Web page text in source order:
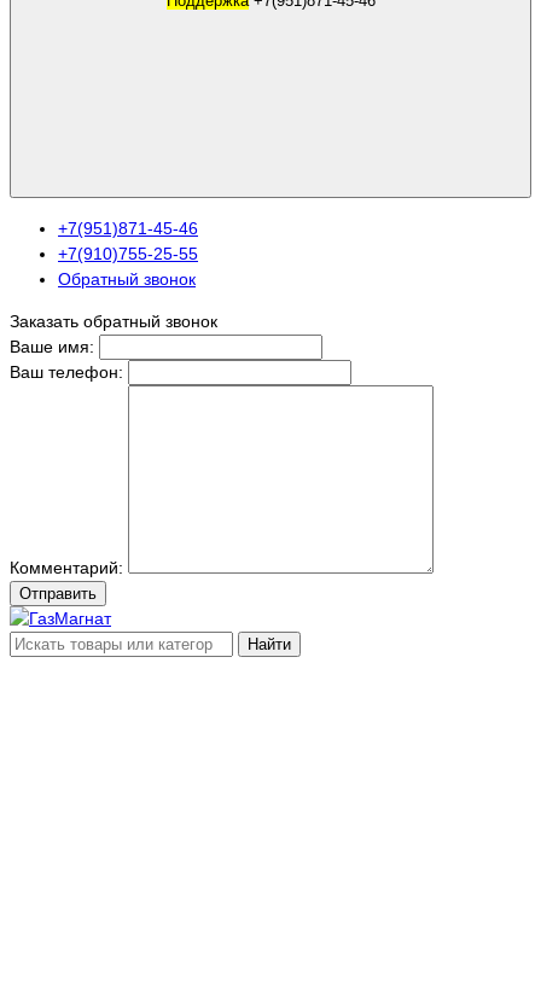
+7(951)871-45-46
+7(910)755-25-55
Обратный звонок
Заказать обратный звонок
Ваше имя:
Ваш телефон:
Комментарий:
Отправить
Найти